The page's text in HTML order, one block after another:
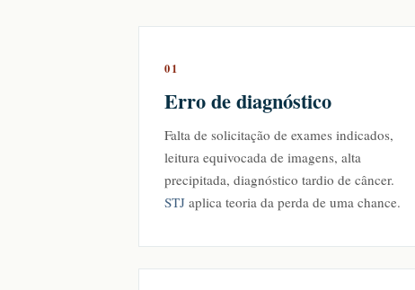
01
Erro de diagnóstico
Falta de solicitação de exames indicados,
leitura equivocada de imagens, alta
precipitada, diagnóstico tardio de câncer.
STJ aplica teoria da perda de uma chance.